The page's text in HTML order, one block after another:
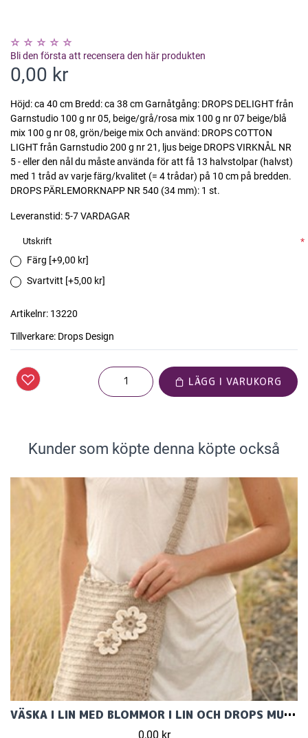
Bli den första att recensera den här produkten
0,00 kr
Höjd: ca 40 cm Bredd: ca 38 cm Garnåtgång: DROPS DELIGHT från
Garnstudio 100 g nr 05, beige/grå/rosa mix 100 g nr 07 beige/blå
mix 100 g nr 08, grön/beige mix Och använd: DROPS COTTON
LIGHT från Garnstudio 200 g nr 21, ljus beige DROPS VIRKNÅL NR
5 - eller den nål du måste använda för att få 13 halvstolpar (halvst)
med 1 tråd av varje färg/kvalitet (= 4 trådar) på 10 cm på bredden.
DROPS PÄRLEMORKNAPP NR 540 (34 mm): 1 st.
Leveranstid: 5-7 VARDAGAR
Utskrift
*
Färg [+9,00 kr]
Svartvitt [+5,00 kr]
Artikelnr: 13220
Tillverkare: Drops Design
LÄGG I VARUKORG
Kunder som köpte denna köpte också
VÄSKA I LIN MED BLOMMOR I LIN OCH DROPS MUSKAT
0,00 kr